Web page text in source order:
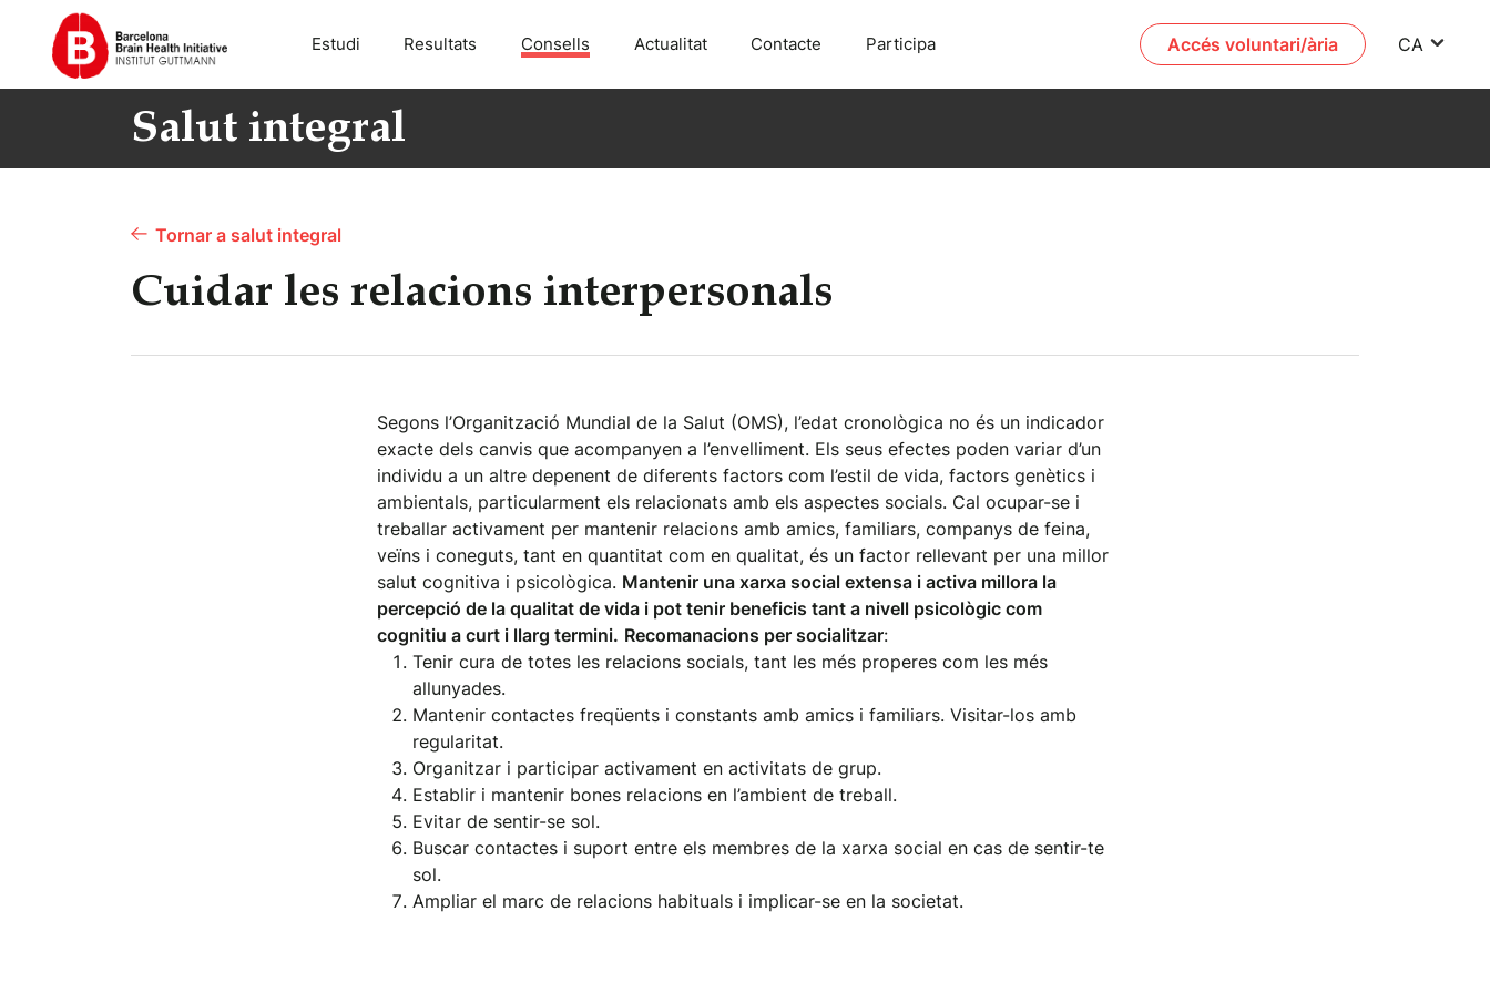
Estudi Resultats Consells Actualitat Contacte Participa Accés voluntari/ària CA
Salut integral
Tornar a salut integral
Cuidar les relacions interpersonals
Segons l’Organització Mundial de la Salut (OMS), l’edat cronològica no és un indicador
exacte dels canvis que acompanyen a l’envelliment. Els seus efectes poden variar d’un
individu a un altre depenent de diferents factors com l’estil de vida, factors genètics i
ambientals, particularment els relacionats amb els aspectes socials. Cal ocupar-se i
treballar activament per mantenir relacions amb amics, familiars, companys de feina,
veïns i coneguts, tant en quantitat com en qualitat, és un factor rellevant per una millor
salut cognitiva i psicològica. Mantenir una xarxa social extensa i activa millora la
percepció de la qualitat de vida i pot tenir beneficis tant a nivell psicològic com
cognitiu a curt i llarg termini. Recomanacions per socialitzar:
Tenir cura de totes les relacions socials, tant les més properes com les més
allunyades.
Mantenir contactes freqüents i constants amb amics i familiars. Visitar-los amb
regularitat.
Organitzar i participar activament en activitats de grup.
Establir i mantenir bones relacions en l’ambient de treball.
Evitar de sentir-se sol.
Buscar contactes i suport entre els membres de la xarxa social en cas de sentir-te
sol.
Ampliar el marc de relacions habituals i implicar-se en la societat.